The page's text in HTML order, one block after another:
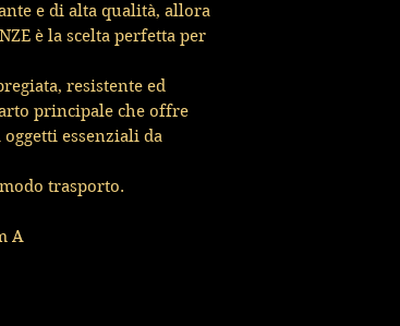
e di alta qualità, allora
è la scelta perfetta per
resistente ed
principale che offre
essenziali da
trasporto.
A